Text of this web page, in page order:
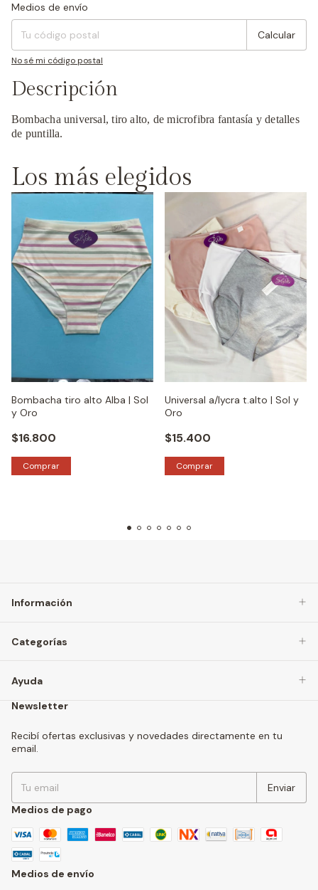
Entregas para el CP:
Medios de envío
Calcular
No sé mi código postal
Descripción
Bombacha universal, tiro alto, de microfibra fantasía y detalles
de puntilla.
Los más elegidos
Bombacha tiro alto Alba | Sol
y Oro
$16.800
Comprar
Universal a/lycra t.alto | Sol y
Oro
$15.400
Comprar
Información
Categorías
Ayuda
Newsletter
Recibí ofertas exclusivas y novedades directamente en tu
email.
Medios de pago
Medios de envío